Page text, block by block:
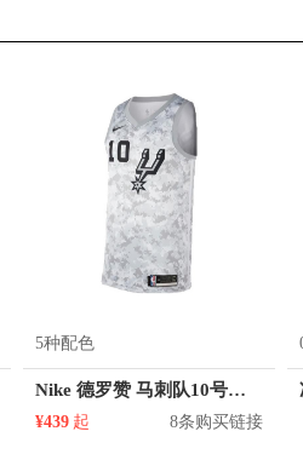
5种配色
Nike 德罗赞 马刺队10号球衣
¥439 起 8条购买链接